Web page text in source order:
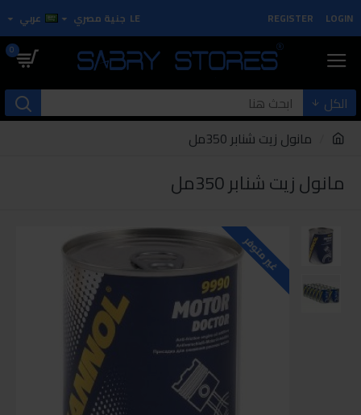
LOGIN
REGISTER
LE جنية مصري عربي
0
الكل
مانول زيت شنابر 350مل
مانول زيت شنابر 350مل
غير متوفر